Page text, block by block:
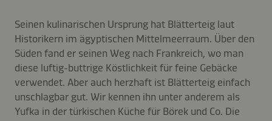
Seinen kulinarischen Ursprung hat Blätterteig laut
Historikern im ägyptischen Mittelmeerraum. Über den
Süden fand er seinen Weg nach Frankreich, wo man
diese luftig-buttrige Köstlichkeit für feine Gebäcke
verwendet. Aber auch herzhaft ist Blätterteig einfach
unschlagbar gut. Wir kennen ihn unter anderem als
Yufka in der türkischen Küche für Börek und Co. Die